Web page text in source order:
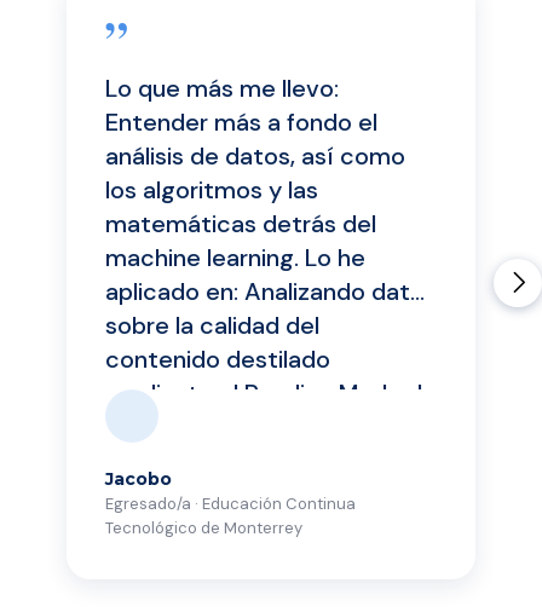
”
Lo que más me llevo:
Entender más a fondo el
análisis de datos, así como
los algoritmos y las
matemáticas detrás del
machine learning. Lo he
aplicado en: Analizando datos
sobre la calidad del
contenido destilado
mediante el Reading Mode de
Google Chrome para tomar
tecnologías de destilación.
Asimismo, definiendo un
Jacobo
Egresado/a · Educación Continua
Tecnológico de Monterrey